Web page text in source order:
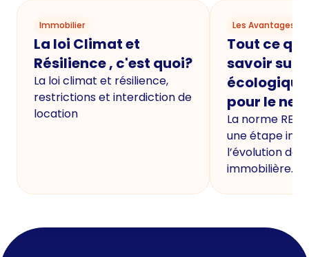
Immobilier
La loi Climat et
Résilience , c'est quoi?
La loi climat et résilience,
restrictions et interdiction de
location
Les Avantages
Tout ce
savoir sur
écologique
pour le
La norme
une étape
l’évolution de
immobilière.